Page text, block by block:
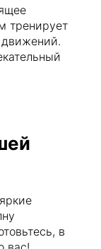
тренирует
в